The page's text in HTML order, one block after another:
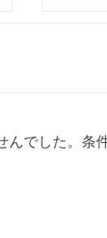
でした。条